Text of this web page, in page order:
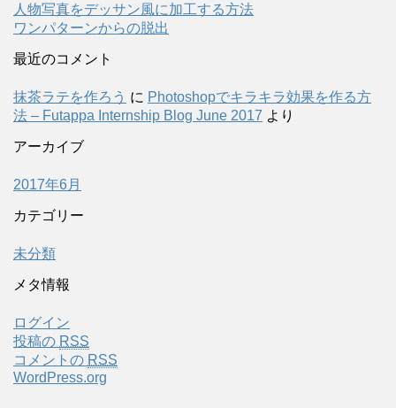
人物写真をデッサン風に加工する方法
ワンパターンからの脱出
最近のコメント
抹茶ラテを作ろう に Photoshopでキラキラ効果を作る方
法 – Futappa Internship Blog June 2017 より
アーカイブ
2017年6月
カテゴリー
未分類
メタ情報
ログイン
投稿の RSS
コメントの RSS
WordPress.org